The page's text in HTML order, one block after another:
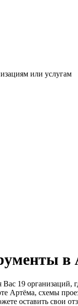
или услугам
в
19 организаций,
Артёма, схемы
оставить свои